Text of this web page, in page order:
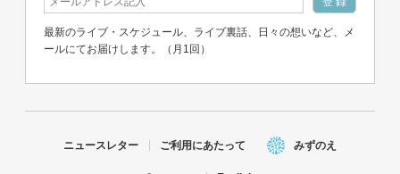
最新のライブ・スケジュール、ライブ裏話、日々の想いなど、メ
ールにてお届けします。（月1回）
ニュースレター ご利用にあたって みずのえ